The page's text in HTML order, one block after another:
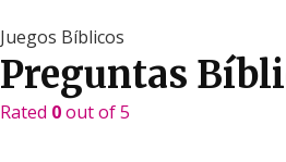
Juegos Bíblicos
Preguntas
Rated 0out of 5